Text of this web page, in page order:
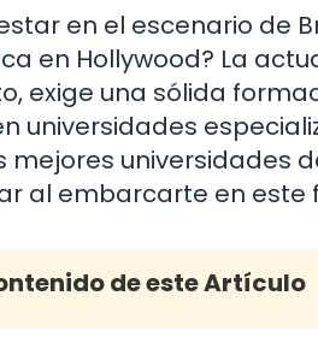
en el escenario de
en Hollywood? La
exige una sólida
universidades
universidades
al embarcarte en este
de este Artículo